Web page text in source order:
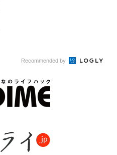
Recommended by